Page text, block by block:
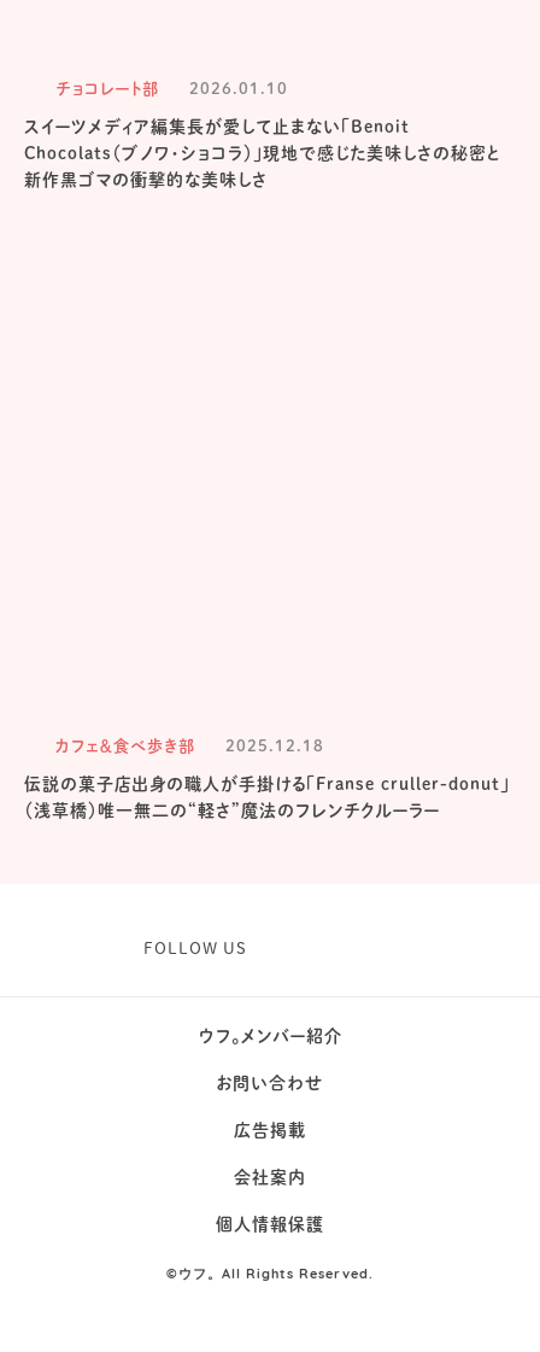
チョコレート部 2026.01.10
スイーツメディア編集長が愛して止まない「Benoit
Chocolats（ブノワ・ショコラ）」現地で感じた美味しさの秘密と
新作黒ゴマの衝撃的な美味しさ
カフェ＆食べ歩き部 2025.12.18
伝説の菓子店出身の職人が手掛ける「Franse cruller-donut」
（浅草橋）唯一無二の“軽さ”魔法のフレンチクルーラー
FOLLOW US
ウフ。メンバー紹介
お問い合わせ
広告掲載
会社案内
個人情報保護
©ウフ。All Rights Reserved.